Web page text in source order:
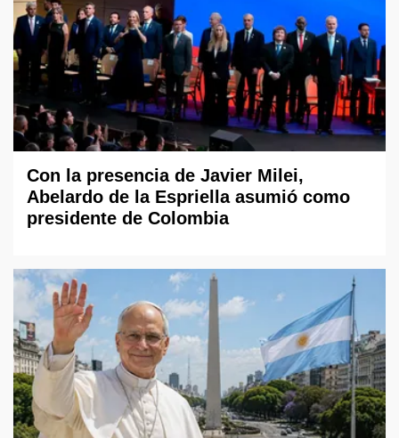
Con la presencia de Javier Milei,
Abelardo de la Espriella asumió como
presidente de Colombia